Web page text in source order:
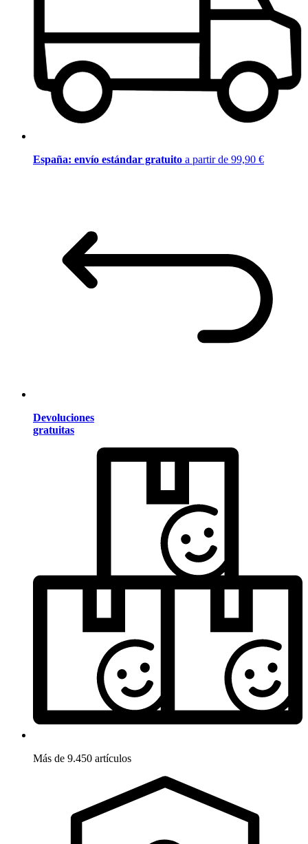
España: envío estándar gratuito a partir de 99,90 €
Devoluciones
gratuitas
Más de 9.450 artículos